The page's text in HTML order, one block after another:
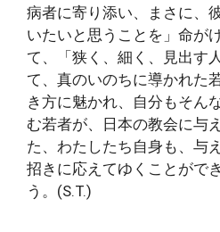
病者に寄り添い、まさに、
いたいと思うことを」命が
て、「狭く、細く、見出す
て、真のいのちに導かれた
き方に魅かれ、自分もそん
む若者が、日本の教会に与
た、わたしたち自身も、与
招きに応えてゆくことがで
う。(S.T.)